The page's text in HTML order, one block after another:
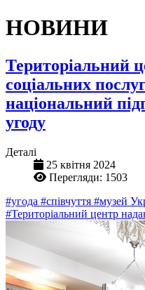
НОВИНИ
Територіальний
соціальних
національний
угоду
Деталі
25 квітня 2024
Перегляди: 1503
#угода #співчуття #музей
#Територіальний центр